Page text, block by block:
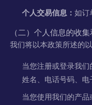
个人交易信息： 如订
（二）个人信息的收集
我们将以本政策所述的
当您注册或登录我
姓名、电话号码、电
当您使用我们的产